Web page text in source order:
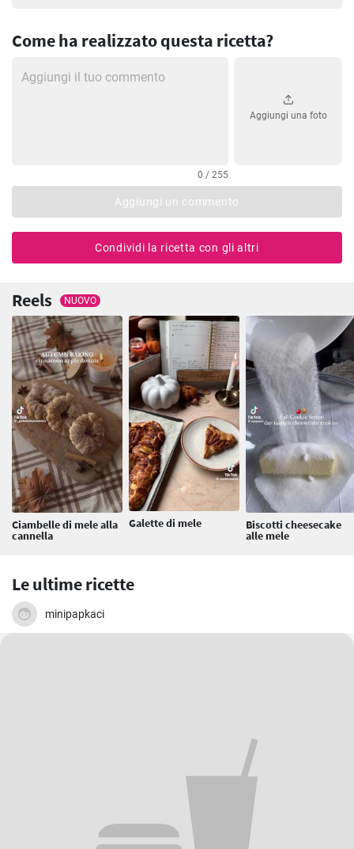
Come ha realizzato questa ricetta?
0 / 255
Aggiungi una foto
Aggiungi un commento
Condividi la ricetta con gli altri
Reels NUOVO
Ciambelle di mele alla
cannella
Galette di mele Biscotti cheesecake
alle mele
Le ultime ricette
minipapkaci